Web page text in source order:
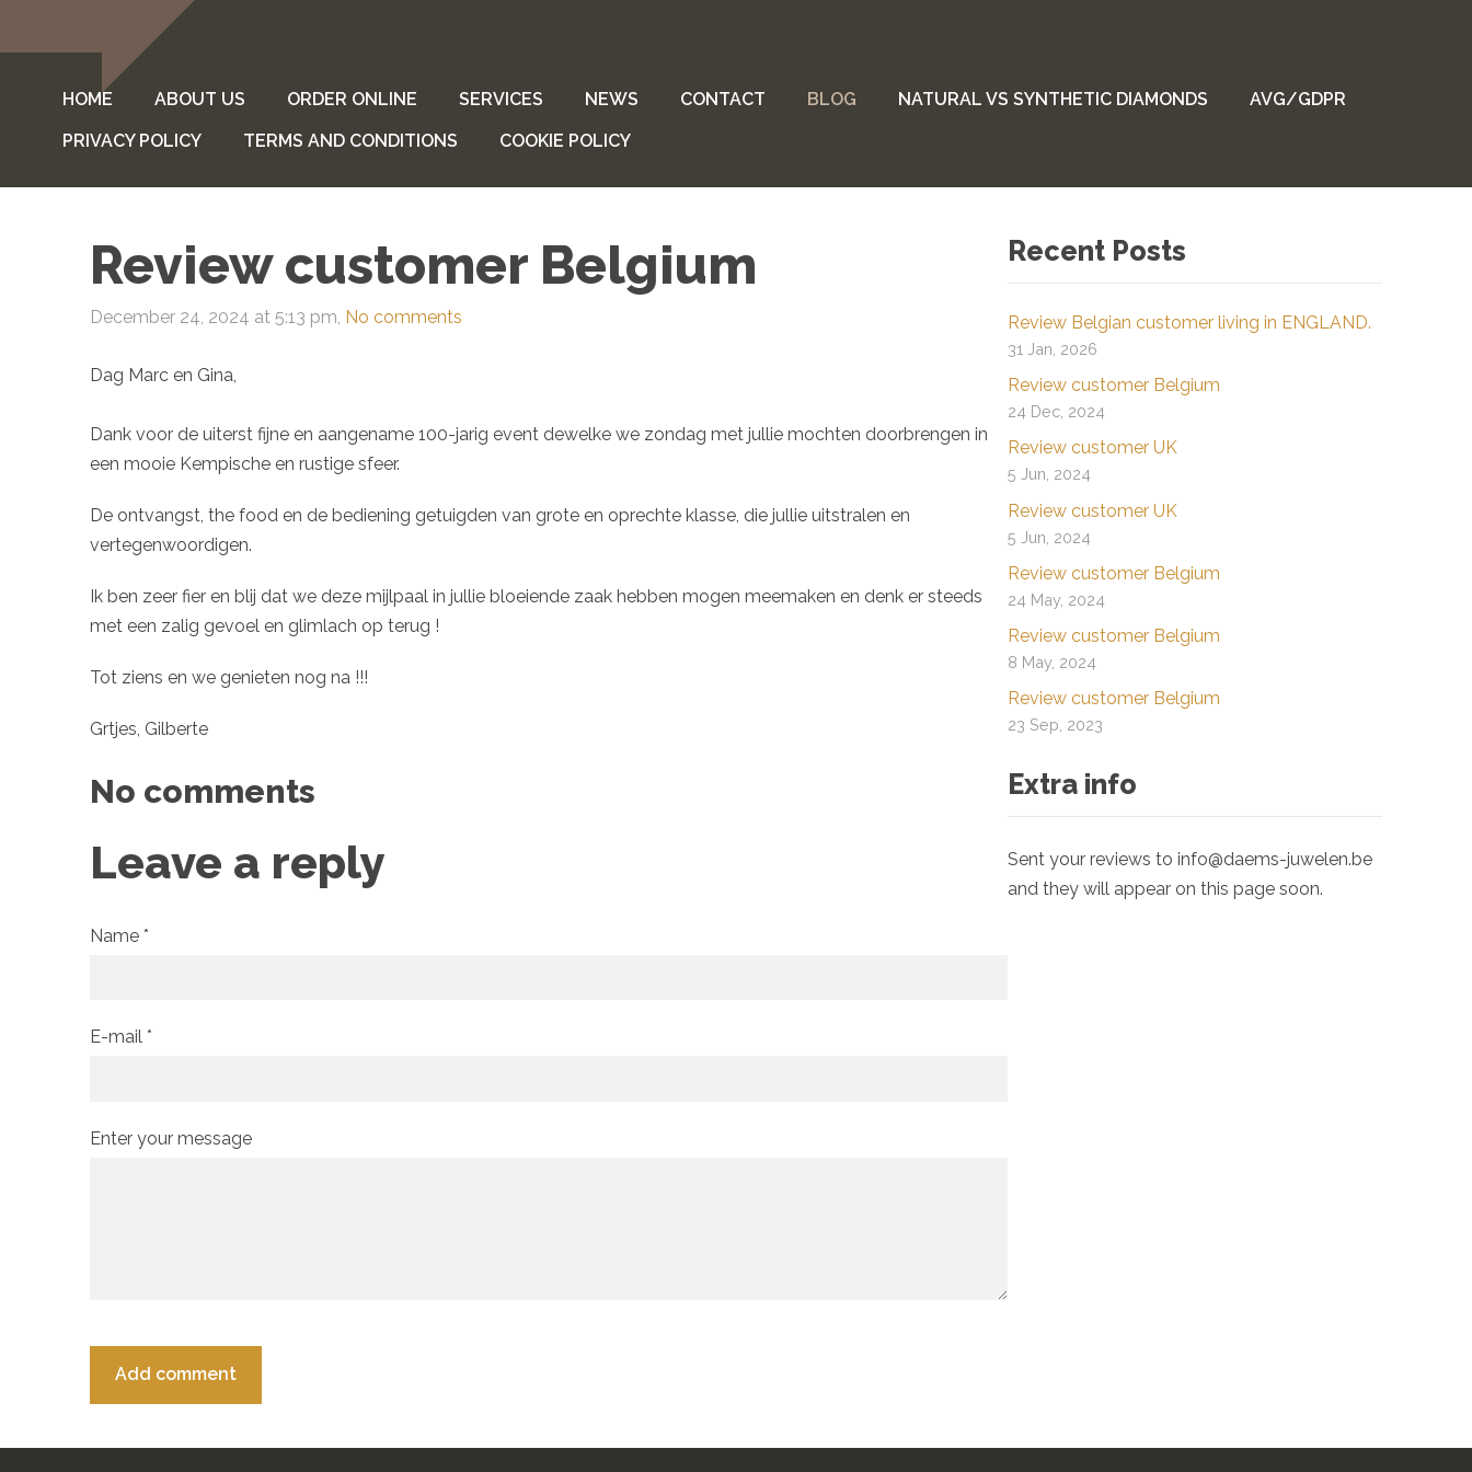
HOME ABOUT US ORDER ONLINE SERVICES NEWS CONTACT BLOG NATURAL VS SYNTHETIC DIAMONDS
AVG/GDPR
PRIVACY POLICY
TERMS AND CONDITIONS COOKIE POLICY
Recent Posts
Review Belgian customer living in ENGLAND.
31 Jan, 2026
Review customer Belgium
24 Dec, 2024
Review customer UK
5 Jun, 2024
Review customer UK
5 Jun, 2024
Review customer Belgium
24 May, 2024
Review customer Belgium
8 May, 2024
Review customer Belgium
23 Sep, 2023
Extra info
Sent your reviews to info@daems-juwelen.be
and they will appear on this page soon.
Review customer Belgium
December 24, 2024 at 5:13 pm, No comments
Dag Marc en Gina,
Dank voor de uiterst fijne en aangename 100-jarig event dewelke we zondag met jullie mochten doorbrengen in
een mooie Kempische en rustige sfeer.
De ontvangst, the food en de bediening getuigden van grote en oprechte klasse, die jullie uitstralen en
vertegenwoordigen.
Ik ben zeer fier en blij dat we deze mijlpaal in jullie bloeiende zaak hebben mogen meemaken en denk er steeds
met een zalig gevoel en glimlach op terug !
Tot ziens en we genieten nog na !!!
Grtjes, Gilberte
No comments
Leave a reply
Name *
E-mail *
Enter your message